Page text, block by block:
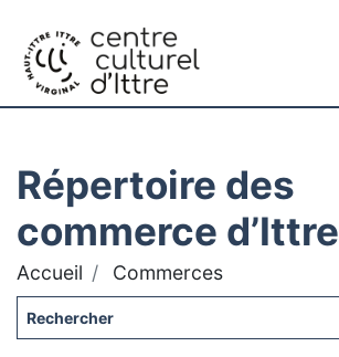
Répertoire des
commerce d’Ittre
Accueil Commerces